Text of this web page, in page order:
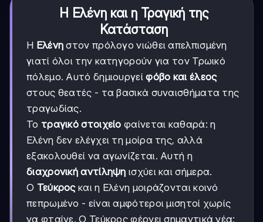
Η Ελένη και η Τραγική της
Κατάσταση
Η Ελένη στον πρόλογο νιώθει απελπισμένη
γιατί όλοι την κατηγορούν για τον Τρωικό
πόλεμο. Αυτό δημιουργείφόβο και έλεος
στους θεατές - τα βασικά συναισθήματα της
τραγωδίας.
Το τραγικό στοιχείο φαίνεται καθαρά: η
Ελένη δεν ελέγχει τη μοίρα της, αλλά
εξακολουθεί να αγωνίζεται. Αυτή η
διαχρονική αντίληψη ισχύει και σήμερα.
Ο Τεύκροςκαι η Ελένη μοιράζονται κοινό
πεπρωμένο - είναι αμφότεροι μισητοί χωρίς
να φταίνε. Ο Τεύκρος φέρνει σημαντικά νέα: